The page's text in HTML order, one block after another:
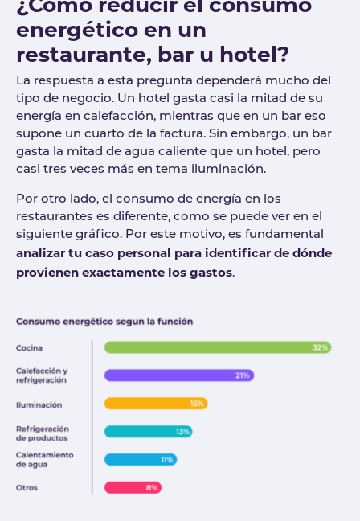
energético en un
restaurante, bar u hotel?
La respuesta a esta pregunta dependerá mucho del
tipo de negocio. Un hotel gasta casi la mitad de su
energía en calefacción, mientras que en un bar eso
supone un cuarto de la factura. Sin embargo, un bar
gasta la mitad de agua caliente que un hotel, pero
casi tres veces más en tema iluminación.
Por otro lado, el consumo de energía en los
restaurantes es diferente, como se puede ver en el
siguiente gráfico. Por este motivo, es fundamental
analizar tu caso personal para identificar de dónde
provienen exactamente los gastos.